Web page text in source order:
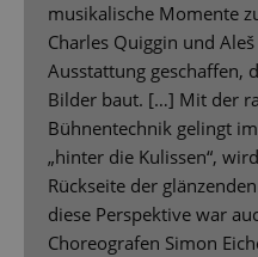
musikalische Momente
Charles Quiggin und
Ausstattung geschaffen,
Bilder baut. […] Mit der
Bühnentechnik gelingt
„hinter die Kulissen“,
Rückseite der
diese Perspektive war
Choreografen Simon